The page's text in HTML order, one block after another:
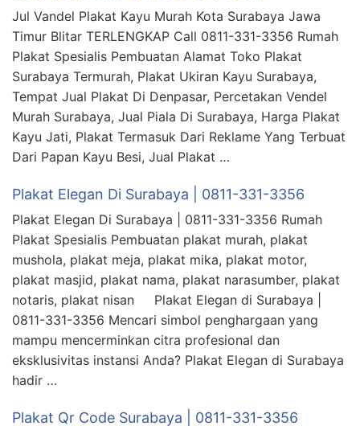
Jul Vandel Plakat Kayu Murah Kota Surabaya Jawa
Timur Blitar TERLENGKAP Call 0811-331-3356 Rumah
Plakat Spesialis Pembuatan Alamat Toko Plakat
Surabaya Termurah, Plakat Ukiran Kayu Surabaya,
Tempat Jual Plakat Di Denpasar, Percetakan Vendel
Murah Surabaya, Jual Piala Di Surabaya, Harga Plakat
Kayu Jati, Plakat Termasuk Dari Reklame Yang Terbuat
Dari Papan Kayu Besi, Jual Plakat …
Plakat Elegan Di Surabaya | 0811-331-3356
Plakat Elegan Di Surabaya | 0811-331-3356 Rumah
Plakat Spesialis Pembuatan plakat murah, plakat
mushola, plakat meja, plakat mika, plakat motor,
plakat masjid, plakat nama, plakat narasumber, plakat
notaris, plakat nisan Plakat Elegan di Surabaya |
0811-331-3356 Mencari simbol penghargaan yang
mampu mencerminkan citra profesional dan
eksklusivitas instansi Anda? Plakat Elegan di Surabaya
hadir …
Plakat Qr Code Surabaya | 0811-331-3356